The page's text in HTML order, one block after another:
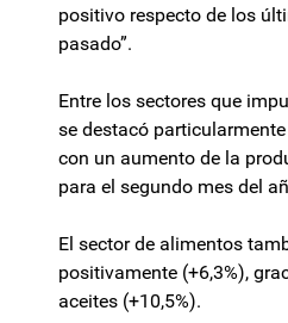
positivo respecto de los
pasado”.
Entre los sectores que
se destacó
con un aumento de la
para el segundo mes del
El sector de alimentos
positivamente (+6,3%),
aceites (+10,5%).